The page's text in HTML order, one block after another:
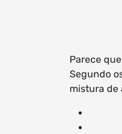
Parece
Segundo
mistura de